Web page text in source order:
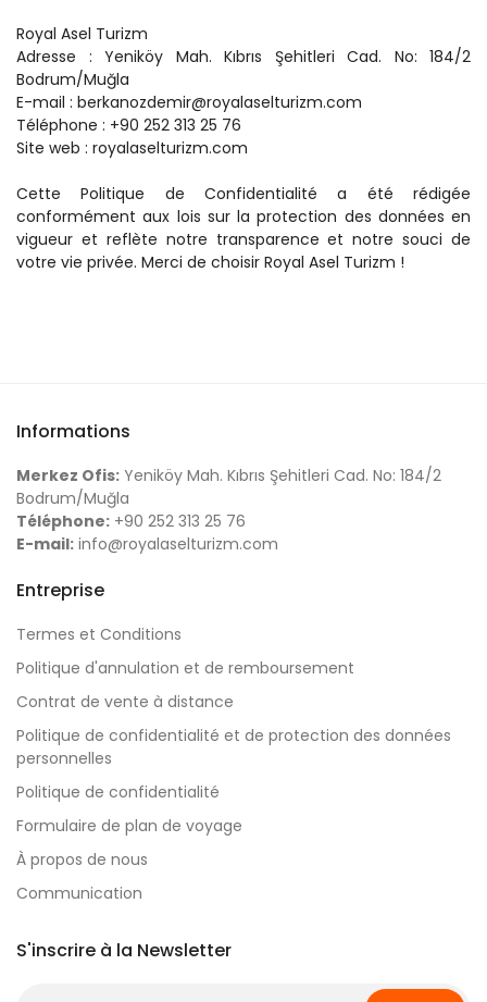
Royal Asel Turizm
Adresse : Yeniköy Mah. Kıbrıs Şehitleri Cad. No: 184/2
Bodrum/Muğla
E-mail : berkanozdemir@royalaselturizm.com
Téléphone : +90 252 313 25 76
Site web : royalaselturizm.com
Cette Politique de Confidentialité a été rédigée
conformément aux lois sur la protection des données en
vigueur et reflète notre transparence et notre souci de
votre vie privée. Merci de choisir Royal Asel Turizm !
Informations
Merkez Ofis: Yeniköy Mah. Kıbrıs Şehitleri Cad. No: 184/2
Bodrum/Muğla
Téléphone: +90 252 313 25 76
E-mail: info@royalaselturizm.com
Entreprise
Termes et Conditions
Politique d'annulation et de remboursement
Contrat de vente à distance
Politique de confidentialité et de protection des données
personnelles
Politique de confidentialité
Formulaire de plan de voyage
À propos de nous
Communication
S'inscrire à la Newsletter